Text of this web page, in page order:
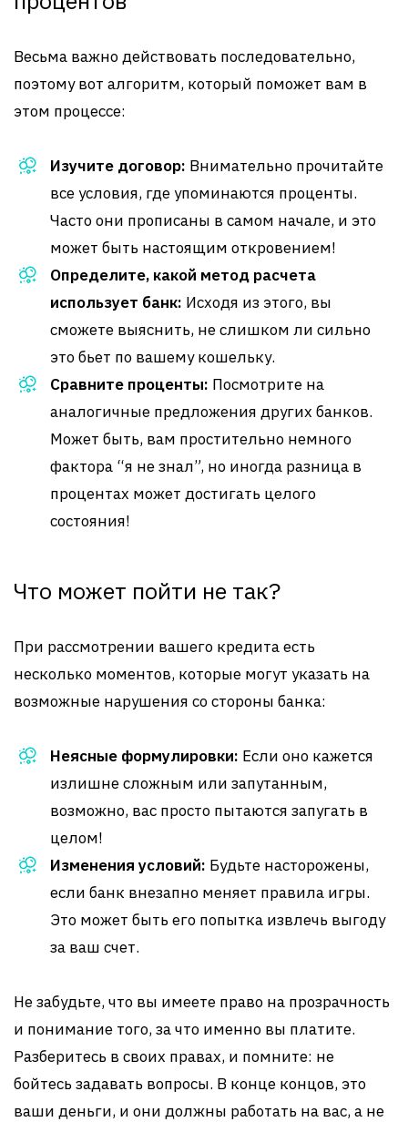
Весьма важно действовать последовательно,
поэтому вот алгоритм, который поможет вам в
этом процессе:
Изучите договор: Внимательно прочитайте
все условия, где упоминаются проценты.
Часто они прописаны в самом начале, и это
может быть настоящим откровением!
Определите, какой метод расчета
использует банк: Исходя из этого, вы
сможете выяснить, не слишком ли сильно
это бьет по вашему кошельку.
Сравните проценты: Посмотрите на
аналогичные предложения других банков.
Может быть, вам простительно немного
фактора “я не знал”, но иногда разница в
процентах может достигать целого
состояния!
Что может пойти не так?
При рассмотрении вашего кредита есть
несколько моментов, которые могут указать на
возможные нарушения со стороны банка:
Неясные формулировки: Если оно кажется
излишне сложным или запутанным,
возможно, вас просто пытаются запугать в
целом!
Изменения условий: Будьте насторожены,
если банк внезапно меняет правила игры.
Это может быть его попытка извлечь выгоду
за ваш счет.
Не забудьте, что вы имеете право на прозрачность
и понимание того, за что именно вы платите.
Разберитесь в своих правах, и помните: не
бойтесь задавать вопросы. В конце концов, это
ваши деньги, и они должны работать на вас, а не